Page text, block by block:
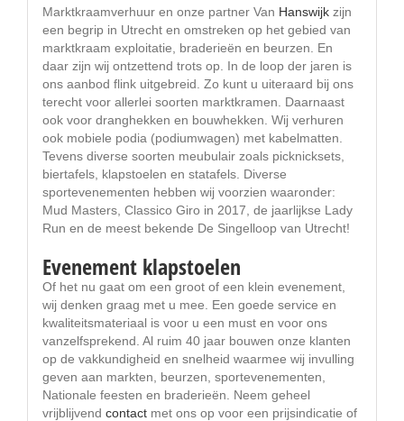
Marktkraamverhuur en onze partner Van Hanswijkzijn
een begrip in Utrecht en omstreken op het gebied van
marktkraam exploitatie, braderieën en beurzen. En
daar zijn wij ontzettend trots op. In de loop der jaren is
ons aanbod flink uitgebreid. Zo kunt u uiteraard bij ons
terecht voor allerlei soorten marktkramen. Daarnaast
ook voor dranghekken en bouwhekken. Wij verhuren
ook mobiele podia (podiumwagen) met kabelmatten.
Tevens diverse soorten meubulair zoals picknicksets,
biertafels, klapstoelen en statafels. Diverse
sportevenementen hebben wij voorzien waaronder:
Mud Masters, Classico Giro in 2017, de jaarlijkse Lady
Run en de meest bekende De Singelloop van Utrecht!
Evenement klapstoelen
Of het nu gaat om een groot of een klein evenement,
wij denken graag met u mee. Een goede service en
kwaliteitsmateriaal is voor u een must en voor ons
vanzelfsprekend. Al ruim 40 jaar bouwen onze klanten
op de vakkundigheid en snelheid waarmee wij invulling
geven aan markten, beurzen, sportevenementen,
Nationale feesten en braderieën. Neem geheel
vrijblijvend contactmet ons op voor een prijsindicatie of